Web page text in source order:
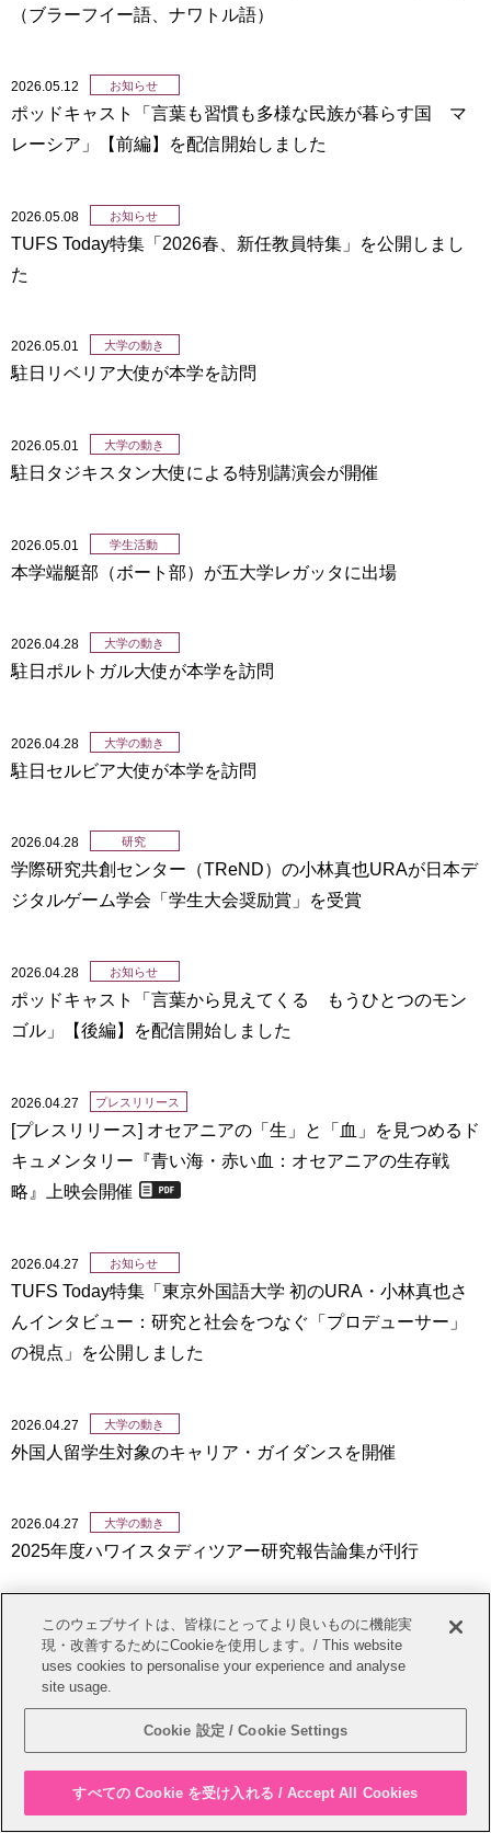
（ブラーフイー語、ナワトル語）
2026.05.12 お知らせ
ポッドキャスト「言葉も習慣も多様な民族が暮らす国 マ
レーシア」【前編】を配信開始しました
2026.05.08 お知らせ
TUFS Today特集「2026春、新任教員特集」を公開しまし
た
2026.05.01 大学の動き
駐日リベリア大使が本学を訪問
2026.05.01 大学の動き
駐日タジキスタン大使による特別講演会が開催
2026.05.01 学生活動
本学端艇部（ボート部）が五大学レガッタに出場
2026.04.28 大学の動き
駐日ポルトガル大使が本学を訪問
2026.04.28 大学の動き
駐日セルビア大使が本学を訪問
2026.04.28 研究
学際研究共創センター（TReND）の小林真也URAが日本デ
ジタルゲーム学会「学生大会奨励賞」を受賞
2026.04.28 お知らせ
ポッドキャスト「言葉から見えてくる もうひとつのモン
ゴル」【後編】を配信開始しました
2026.04.27 プレスリリース
[プレスリリース] オセアニアの「生」と「血」を見つめるド
キュメンタリー『青い海・赤い血：オセアニアの生存戦
略』上映会開催
2026.04.27 お知らせ
TUFS Today特集「東京外国語大学 初のURA・小林真也さ
んインタビュー：研究と社会をつなぐ「プロデューサー」
の視点」を公開しました
2026.04.27 大学の動き
外国人留学生対象のキャリア・ガイダンスを開催
2026.04.27 大学の動き
2025年度ハワイスタディツアー研究報告論集が刊行
2026.04.24 大学の動き
台湾で四大学合同同窓会を開催
プレスリリース
[プレスリリース] 2026年度「TUFS Cinema」ラインナップ
公開 「世界の多様性を、映画で旅する」全12回
このウェブサイトは、皆様にとってより良いものに機能実
現・改善するためにCookieを使用します。/ This website
uses cookies to personalise your experience and analyse
site usage.
Cookie 設定 / Cookie Settings
すべての Cookie を受け入れる / Accept All Cookies